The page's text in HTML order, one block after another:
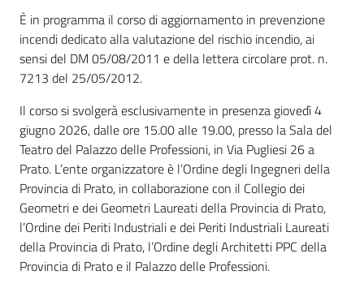
È in programma il corso di aggiornamento in prevenzione
incendi dedicato alla valutazione del rischio incendio, ai
sensi del DM 05/08/2011 e della lettera circolare prot. n.
7213 del 25/05/2012.
Il corso si svolgerà esclusivamente in presenza giovedì 4
giugno 2026, dalle ore 15.00 alle 19.00, presso la Sala del
Teatro del Palazzo delle Professioni, in Via Pugliesi 26 a
Prato. L’ente organizzatore è l’Ordine degli Ingegneri della
Provincia di Prato, in collaborazione con il Collegio dei
Geometri e dei Geometri Laureati della Provincia di Prato,
l’Ordine dei Periti Industriali e dei Periti Industriali Laureati
della Provincia di Prato, l’Ordine degli Architetti PPC della
Provincia di Prato e il Palazzo delle Professioni.